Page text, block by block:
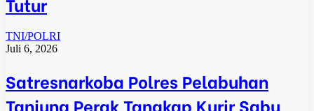
TNI/POLRI
Juli 6, 2026
Satresnarkoba Polres Pelabuhan
Tanjung Perak Tangkap Kurir Sabu